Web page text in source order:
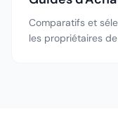
Comparatifs et
les propriétaires